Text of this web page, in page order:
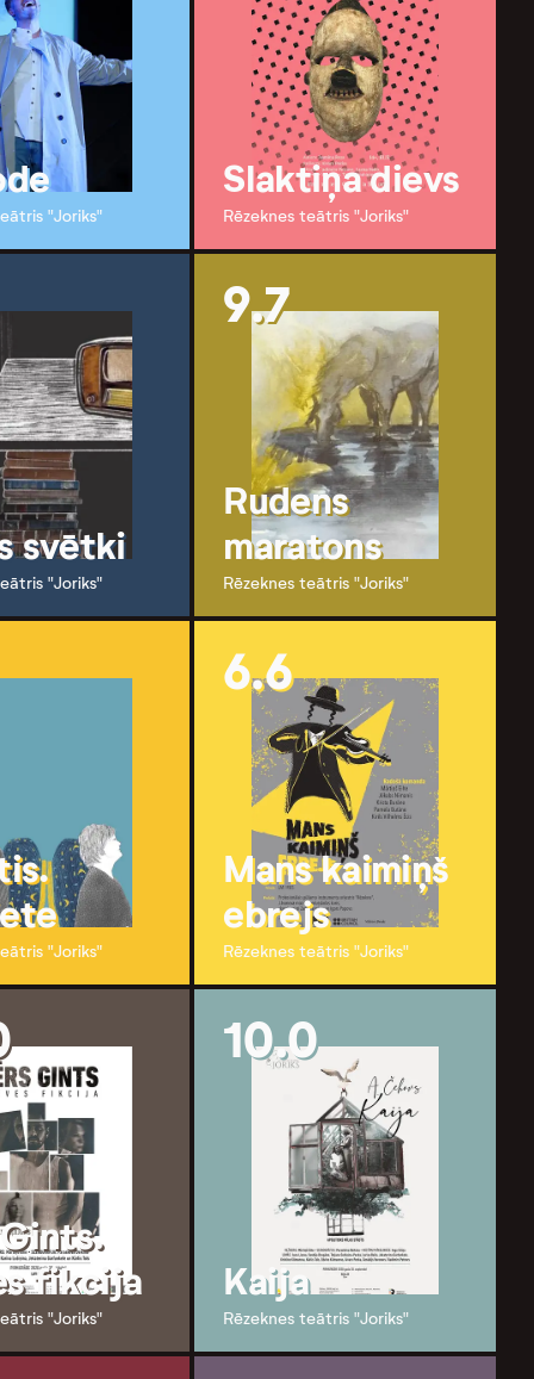
"Joriks"
Slaktiņa dievs
Rēzeknes teātris "Joriks"
svētki
"Joriks"
9.7
Rudens
maratons
Rēzeknes teātris "Joriks"
"Joriks"
6.6
Mans kaimiņš
ebrejs
Rēzeknes teātris "Joriks"
fikcija
"Joriks"
10.0
Kaija
Rēzeknes teātris "Joriks"